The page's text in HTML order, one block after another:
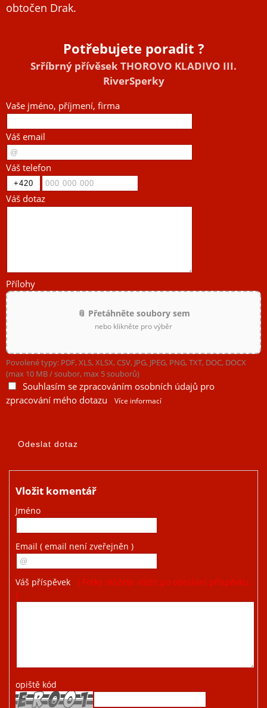
obtočen Drak.
Potřebujete poradit ?
Srříbrný přívěsek THOROVO KLADIVO III.
RiverSperky
Vaše jméno, příjmení, firma
Váš email
Váš telefon
Váš dotaz
Přílohy
📎 Přetáhněte soubory sem
nebo klikněte pro výběr
Povolené typy: PDF, XLS, XLSX, CSV, JPG, JPEG, PNG, TXT, DOC, DOCX
(max 10 MB / soubor, max 5 souborů)
Souhlasím se zpracováním osobních údajů pro
zpracování mého dotazu
Více informací
Vložit komentář
Jméno
Email ( email není zveřejněn )
Váš příspěvek
( Fotky můžete vložit po odeslání příspěvku.
)
opiště kód